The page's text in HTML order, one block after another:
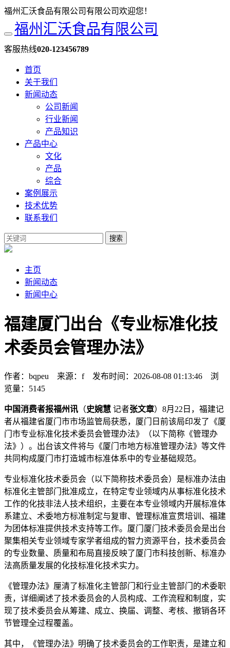
福州汇沃食品有限公司有限公司欢迎您！
福州汇沃食品有限公司
客服热线020-123456789
首页
关于我们
新闻动态
公司新闻
行业新闻
产品知识
产品中心
文化
产品
综合
案例展示
技术优势
联系我们
搜索
主页
新闻动态
新闻中心
福建厦门出台《专业标准化技
术委员会管理办法》
作者：bqpeu 来源：f 发布时间：2026-08-08 01:13:46 浏
览量：5145
中国消费者报福州讯 （史婉慧 记者张文章）8月22日，福建记
者从福建省厦门市市场监管局获悉，厦门日前该局印发了《厦
门市专业标准化技术委员会管理办法》（以下简称《管理办
法》）。出台该文件将与《厦门市地方标准管理办法》等文件
共同构成厦门市打造城市标准体系中的专业基础规范。
专业标准化技术委员会（以下简称技术委员会）是标准办法由
标准化主管部门批准成立，在特定专业领域内从事标准化技术
工作的化技非法人技术组织，主要在本专业领域内开展标准体
系建立、术委地方标准制定与复审、管理标准宣贯培训、福建
为团体标准提供技术支持等工作。厦门厦门技术委员会是出台
聚集相关专业领域专家学者组成的智力资源平台，技术委员会
的专业数量、质量和布局直接反映了厦门市科技创新、标准办
法高质量发展的化技标准化技术实力。
《管理办法》厘清了标准化主管部门和行业主管部门的术委职
责，详细阐述了技术委员会的人员构成、工作流程和制度，实
现了技术委员会从筹建、成立、换届、调整、考核、撤销各环
节管理全过程覆盖。
其中，《管理办法》明确了技术委员会的工作职责，是建立和